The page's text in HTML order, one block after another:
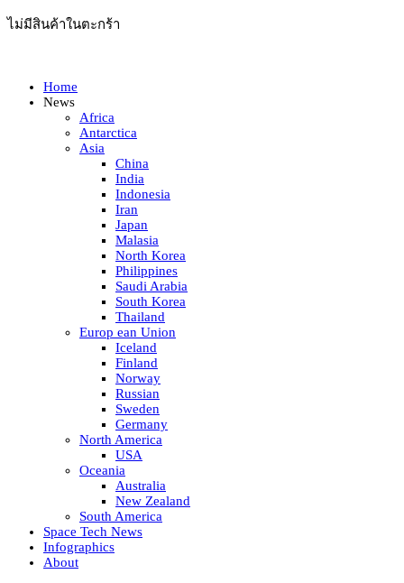
ไม่มีสินค้าในตะกร้า
Home
News
Africa
Antarctica
Asia
China
India
Indonesia
Iran
Japan
Malasia
North Korea
Philippines
Saudi Arabia
South Korea
Thailand
Europ ean Union
Iceland
Finland
Norway
Russian
Sweden
Germany
North America
USA
Oceania
Australia
New Zealand
South America
Space Tech News
Infographics
About